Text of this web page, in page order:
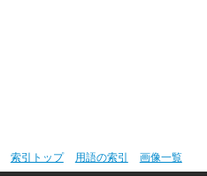
索引トップ 用語の索引 画像一覧